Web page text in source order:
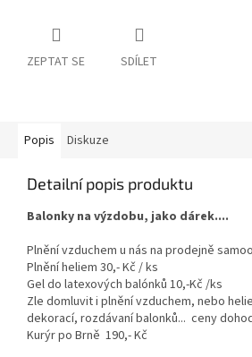
ZEPTAT SE SDÍLET
Popis Diskuze
Detailní popis produktu
Balonky na výzdobu, jako dárek....
Plnění vzduchem u nás na prodejně
Plnění heliem 30,- Kč / ks
Gel do latexových balónků 10,-Kč /ks
Zle domluvit i plnění vzduchem, nebo
dekorací, rozdávaní balonků... ceny
Kurýr po Brně 190,- Kč